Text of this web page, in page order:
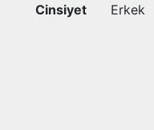
Cinsiyet Erkek